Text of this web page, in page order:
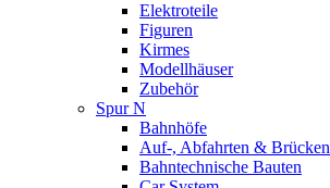
Elektroteile
Figuren
Kirmes
Modellhäuser
Zubehör
Spur N
Bahnhöfe
Auf-, Abfahrten & Brücken
Bahntechnische Bauten